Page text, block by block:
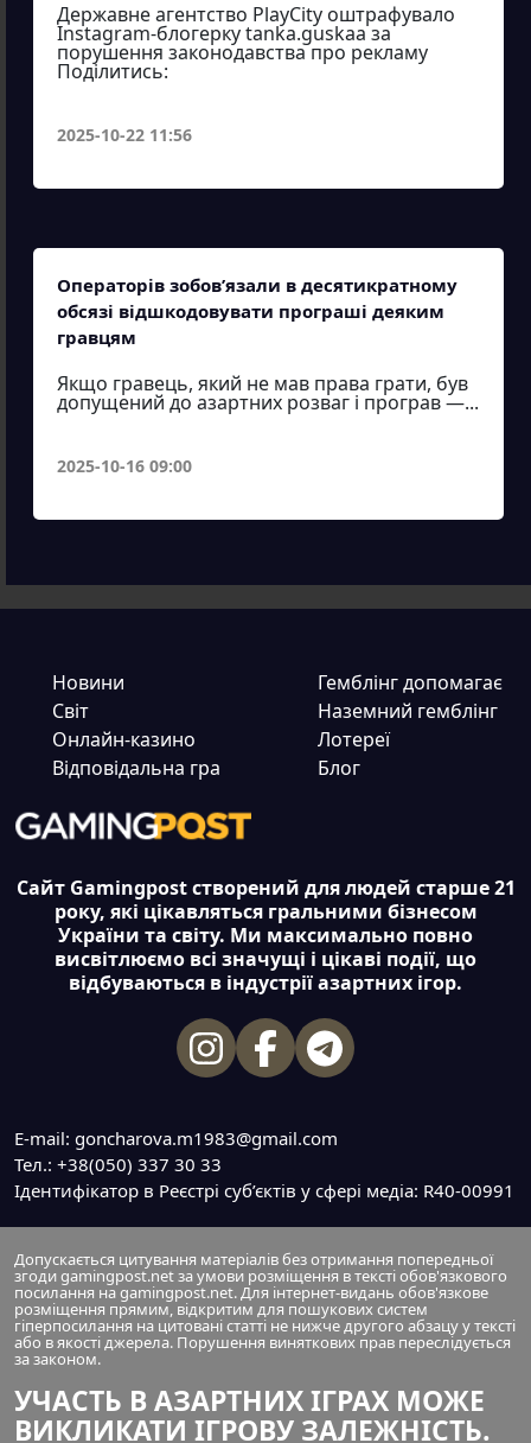
Державне агентство PlayCity оштрафувало
Instagram-блогерку tanka.guskaa за
порушення законодавства про рекламу
Поділитись:
2025-10-22 11:56
Операторів зобов’язали в десятикратному
обсязі відшкодовувати програші деяким
гравцям
Якщо гравець, який не мав права грати, був
допущений до азартних розваг і програв —...
2025-10-16 09:00
Новини
Світ
Онлайн-казино
Відповідальна гра
Гемблінг допомагає
Наземний гемблінг
Лотереї
Блог
Сайт Gamingpost створений для людей старше 21
року, які цікавляться гральними бізнесом
України та світу. Ми максимально повно
висвітлюємо всі значущі і цікаві події, що
відбуваються в індустрії азартних ігор.
E-mail: goncharova.m1983@gmail.com
Тел.: +38(050) 337 30 33
Ідентифікатор в Реєстрі суб’єктів у сфері медіа: R40-00991
Допускається цитування матеріалів без отримання попередньої
згоди gamingpost.net за умови розміщення в тексті обов'язкового
посилання на gamingpost.net. Для інтернет-видань обов'язкове
розміщення прямим, відкритим для пошукових систем
гіперпосилання на цитовані статті не нижче другого абзацу у тексті
або в якості джерела. Порушення виняткових прав переслідується
за законом.
УЧАСТЬ В АЗАРТНИХ ІГРАХ МОЖЕ
ВИКЛИКАТИ ІГРОВУ ЗАЛЕЖНІСТЬ.